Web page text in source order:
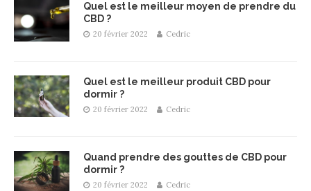
Quel est le meilleur moyen de prendre du
CBD ?
20 février 2022 Cedric
Quel est le meilleur produit CBD pour
dormir ?
20 février 2022 Cedric
Quand prendre des gouttes de CBD pour
dormir ?
20 février 2022 Cedric